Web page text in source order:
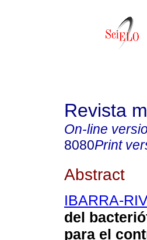
Revista
On-line
8080Print
Abstract
IBARRA-
del
para el